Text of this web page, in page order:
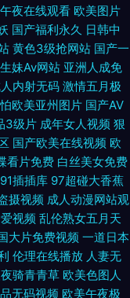
夜男福利Av 91美女视频
传媒资源 91九色蝌蚪精
91rp爆 91探花在线直播
传媒 91狠操白嫩美
精品久久懂色 国产精品
影音先锋全部AV资源 91
品色区 AV福利网址 91人
级大片 91精品人 91福利
夜在线观看 欧美图片
国产福利永久 日韩中
黄色3级抢网站 国产一
妹Av网站 亚洲人成免
内射无码 激情五月极
欧美亚州图片 国产AV
3级片 成年女人视频 狠
国产欧美在线视频 欧
看片免费 白丝美女免费
91插插库 97超碰大香蕉
摄视频 成人动漫网站观
视频 乱伦熟女五月天
大片免费视频 一道日本
伦理在线播放 人妻无
骑青青草 欧美色图人
无码视频 欧美午夜极